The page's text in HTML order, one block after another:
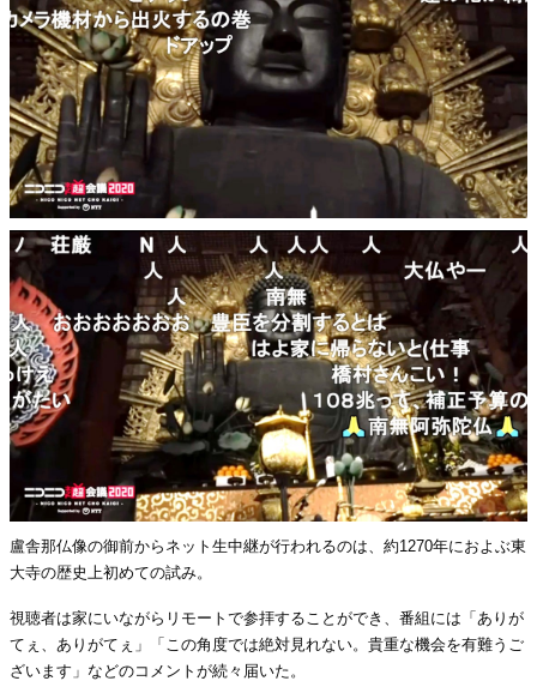
盧舎那仏像の御前からネット生中継が行われるのは、約1270年におよぶ東
大寺の歴史上初めての試み。
視聴者は家にいながらリモートで参拝することができ、番組には「ありが
てぇ、ありがてぇ」「この角度では絶対見れない。貴重な機会を有難うご
ざいます」などのコメントが続々届いた。